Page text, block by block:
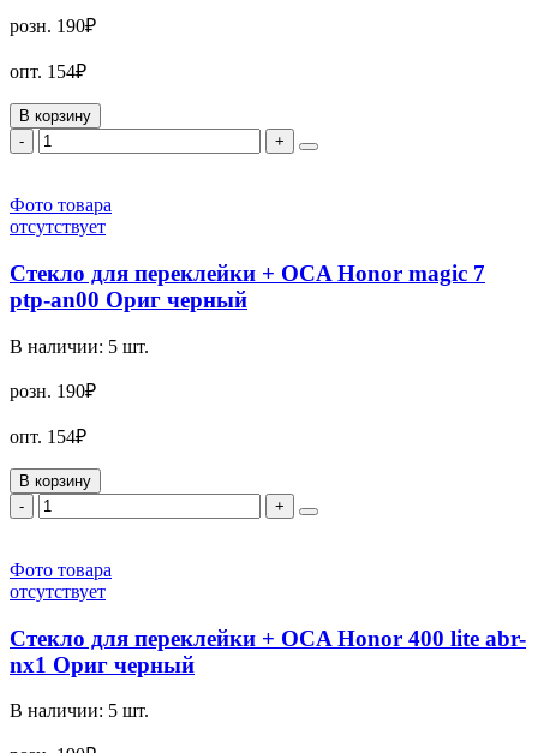
розн. 190₽
опт. 154₽
В корзину
-
+
Фото товара
отсутствует
Стекло для переклейки + OCA Honor magic 7
ptp-an00 Ориг черный
В наличии: 5 шт.
розн. 190₽
опт. 154₽
В корзину
-
+
Фото товара
отсутствует
Стекло для переклейки + OCA Honor 400 lite abr-
nx1 Ориг черный
В наличии: 5 шт.